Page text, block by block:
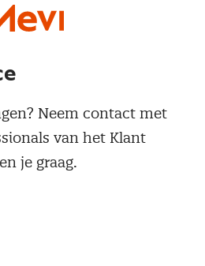
Neem contact met
van het Klant
je graag.